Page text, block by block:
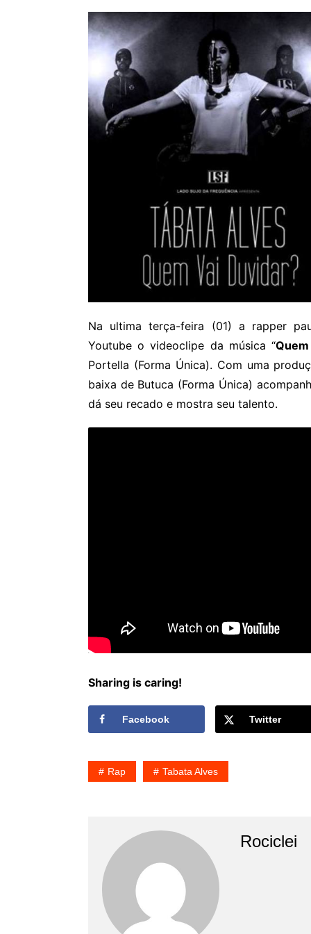
Na ultima terça-feira (01) a rapper
Youtube o videoclipe da música “
Portella (Forma Única). Com uma
baixa de Butuca (Forma Única)
dá seu recado e mostra seu talento.
Sharing is caring!
Facebook Twitter
Rap Tabata Alves
Rociclei